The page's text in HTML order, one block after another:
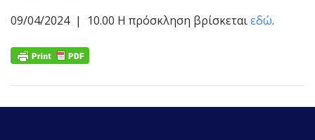
09/04/2024 | 10.00 Η πρόσκληση βρίσκεταιεδώ.